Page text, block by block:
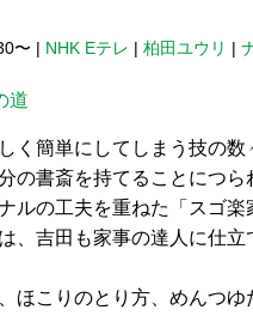
〜 | NHK Eテレ | 柏田ユウリ |
道
く簡単にしてしまう技の数
の書斎を持てることにつら
ルの工夫を重ねた「スゴ楽
、吉田も家事の達人に仕
ほこりのとり方、めんつゆ